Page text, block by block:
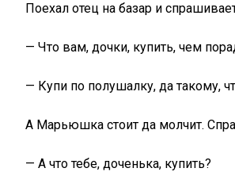
Поехал отец на базар и
— Что вам, дочки, купить, чем
— Купи по полушалку, да такому,
А Марьюшка стоит да молчит.
— А что тебе, доченька, купить?